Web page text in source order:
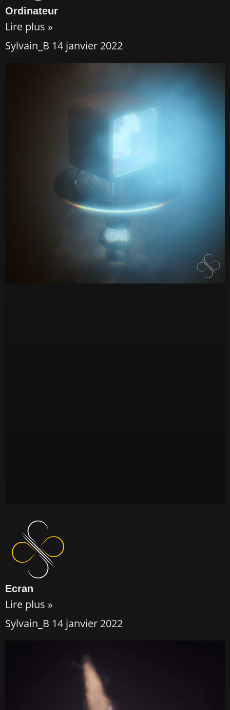
Ordinateur
Lire plus »
Sylvain_B 14 janvier 2022
Ecran
Lire plus »
Sylvain_B 14 janvier 2022